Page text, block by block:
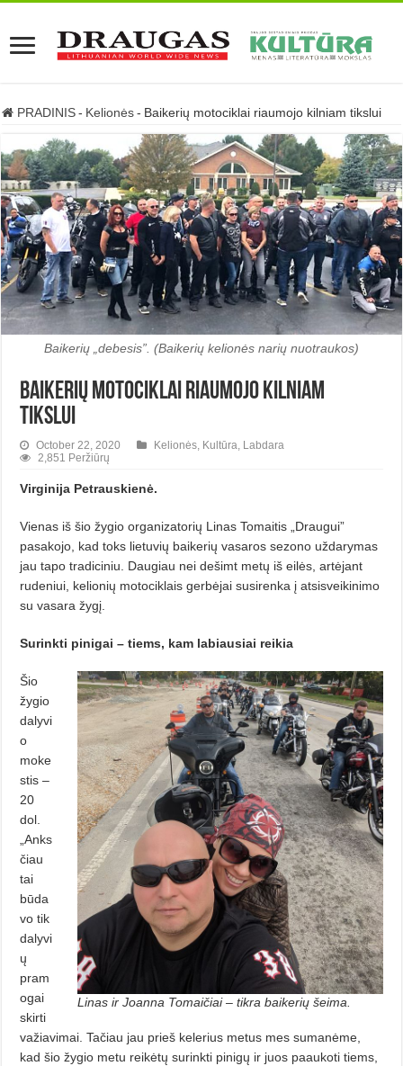
PRADINIS - Kelionės - Baikerių motociklai riaumojo kilniam tikslui
Baikerių „debesis”. (Baikerių kelionės narių nuotraukos)
Baikerių motociklai riaumojo kilniam
tikslui
October 22, 2020 Kelionės Kultūra Labdara
2,851 Peržiūrų
Virginija Petrauskienė.
Vienas iš šio žygio organizatorių Linas Tomaitis „Draugui”
pasakojo, kad toks lietuvių baikerių vasaros sezono uždarymas
jau tapo tradiciniu. Daugiau nei dešimt metų iš eilės, artėjant
rudeniui, kelionių motociklais gerbėjai susirenka į atsisveikinimo
su vasara žygį.
Surinkti pinigai – tiems, kam labiausiai reikia
Linas ir Joanna Tomaičiai – tikra baikerių šeima.
Šio
žygio
dalyvi
o
moke
stis –
20
dol.
„Anks
čiau
tai
būda
vo tik
dalyvi
ų
pram
ogai
skirti
važiavimai. Tačiau jau prieš kelerius metus mes sumanėme,
kad šio žygio metu reikėtų surinkti pinigų ir juos paaukoti tiems,